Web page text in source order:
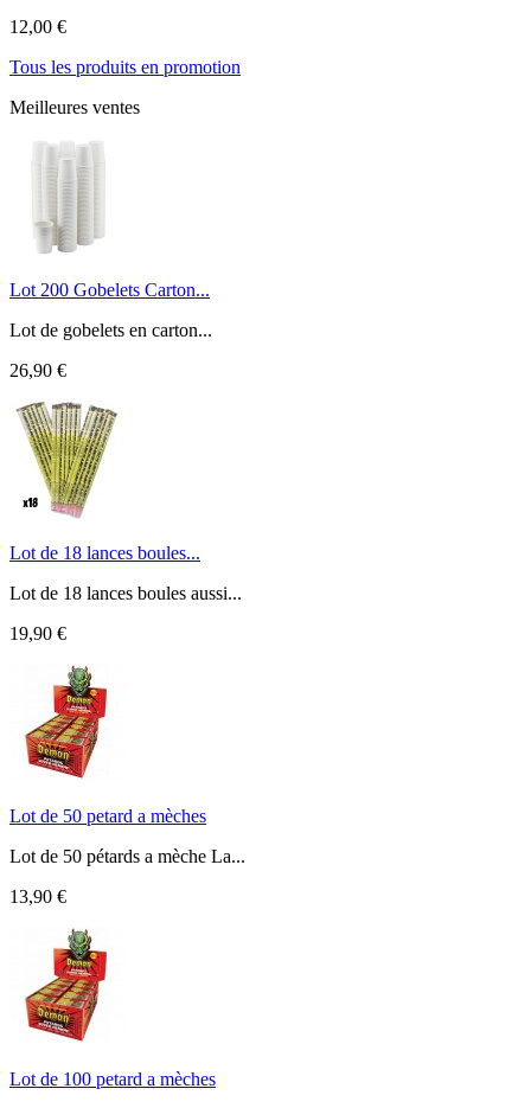
12,00 €
Tous les produits en promotion
Meilleures ventes
Lot 200 Gobelets Carton...
Lot de gobelets en carton...
26,90 €
Lot de 18 lances boules...
Lot de 18 lances boules aussi...
19,90 €
Lot de 50 petard a mèches
Lot de 50 pétards a mèche La...
13,90 €
Lot de 100 petard a mèches